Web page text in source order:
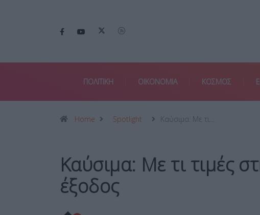
ΠΟΛΙΤΙΚΗ ΟΙΚΟΝΟΜΙΑ ΚΟΣΜΟΣ
Home Spotlight Καύσιμα: Με τι…
Καύσιμα: Με τι τιμές
έξοδος